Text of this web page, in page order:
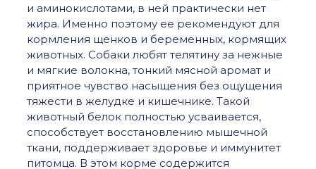
телятиной
0,34кг
и аминокислотами, в ней практически нет
жира. Именно поэтому ее рекомендуют для
кормления щенков и беременных, кормящих
животных. Собаки любят телятину за нежные
и мягкие волокна, тонкий мясной аромат и
приятное чувство насыщения без ощущения
тяжести в желудке и кишечнике. Такой
животный белок полностью усваивается,
способствует восстановлению мышечной
ткани, поддерживает здоровье и иммунитет
питомца. В этом корме содержится